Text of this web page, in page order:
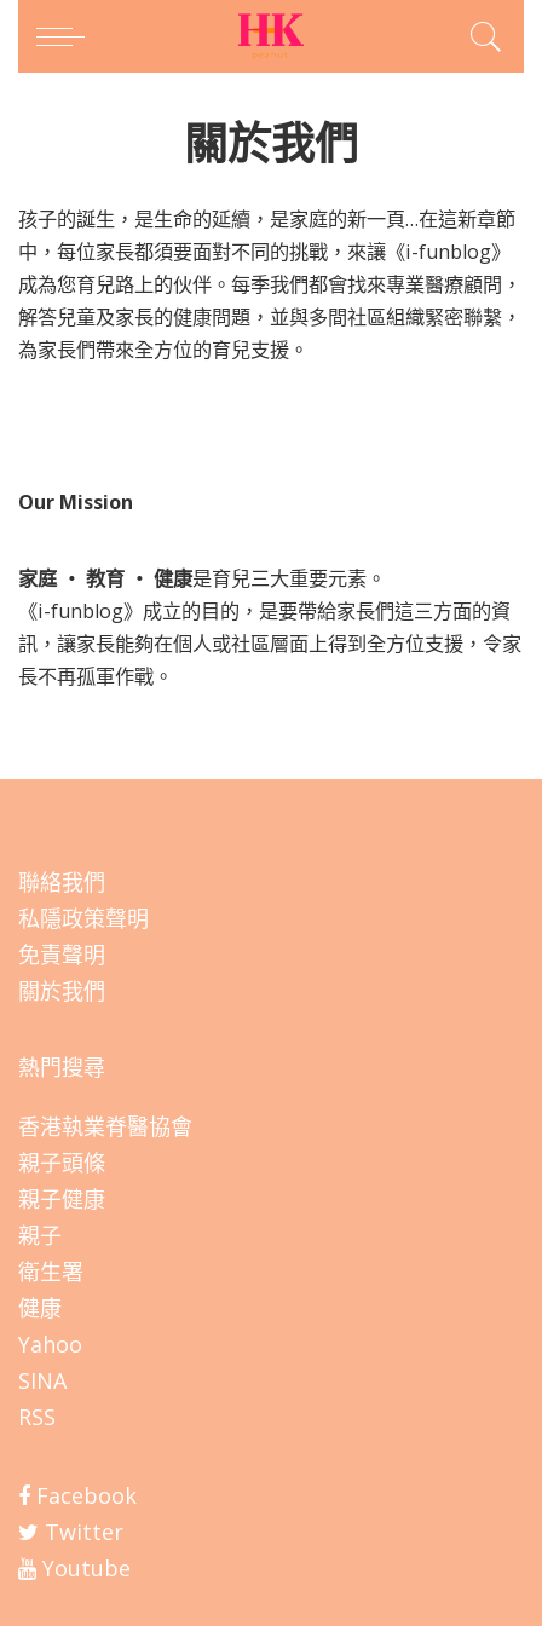
關於我們
孩子的誕生，是生命的延續，是家庭的新一頁…在這新章節
中，每位家長都須要面對不同的挑戰，來讓《i-funblog》
成為您育兒路上的伙伴。每季我們都會找來專業醫療顧問，
解答兒童及家長的健康問題，並與多間社區組織緊密聯繫，
為家長們帶來全方位的育兒支援。
Our Mission
家庭 ‧ 教育 ‧ 健康是育兒三大重要元素。
《i-funblog》成立的目的，是要帶給家長們這三方面的資
訊，讓家長能夠在個人或社區層面上得到全方位支援，令家
長不再孤軍作戰。
聯絡我們
私隱政策聲明
免責聲明
關於我們
熱門搜尋
香港執業脊醫協會
親子頭條
親子健康
親子
衛生署
健康
Yahoo
SINA
RSS
Facebook
Twitter
Youtube